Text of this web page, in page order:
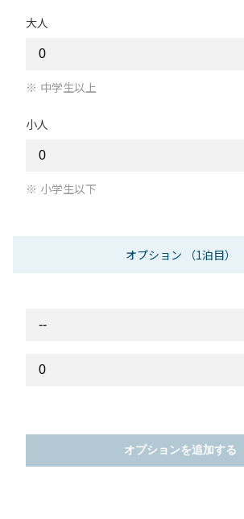
大人
中学生以上
小人
小学生以下
オプション （1泊目）
オプションを追加する